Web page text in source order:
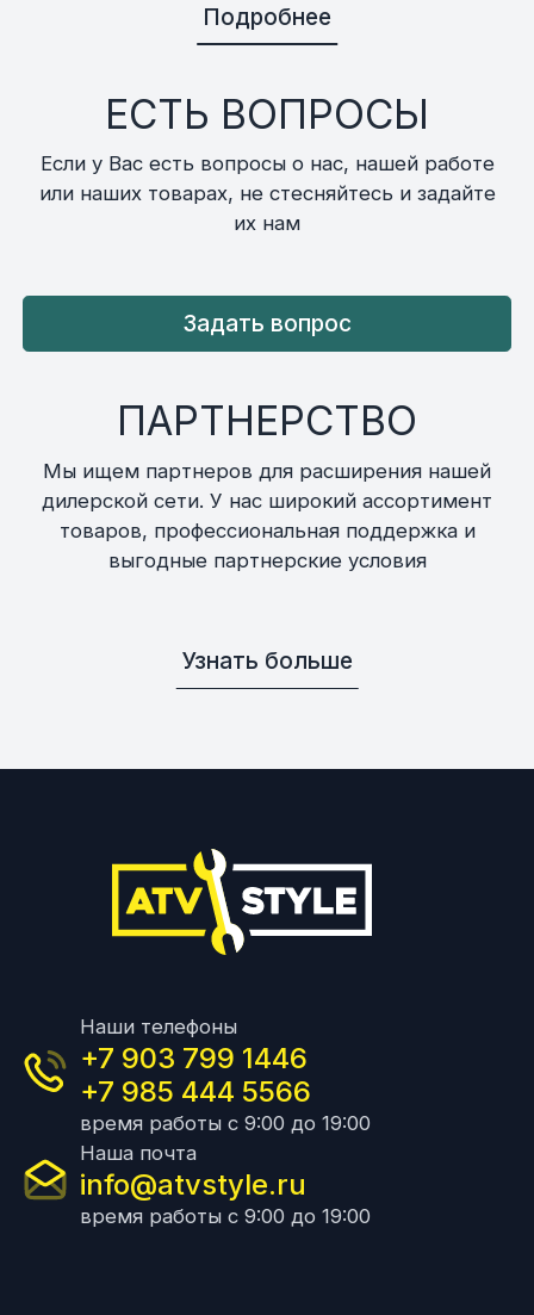
Подробнее
ЕСТЬ ВОПРОСЫ
Если у Вас есть вопросы о нас, нашей работе
или наших товарах, не стесняйтесь и задайте
их нам
Задать вопрос
ПАРТНЕРСТВО
Мы ищем партнеров для расширения нашей
дилерской сети. У нас широкий ассортимент
товаров, профессиональная поддержка и
выгодные партнерские условия
Узнать больше
Наши телефоны
+7 903 799 1446
+7 985 444 5566
время работы с 9:00 до 19:00
Наша почта
info@atvstyle.ru
время работы с 9:00 до 19:00